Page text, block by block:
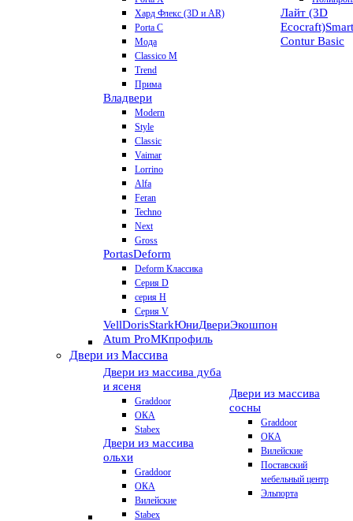
Хард Флекс (3D и AR)
Porta C
Мода
Classico M
Trend
Прима
Владвери
Modern
Style
Classic
Vaimar
Lorrino
Alfa
Feran
Techno
Next
Gross
PortasDeform
Deform Классика
Серия D
серия H
Серия V
VellDorisStarkЮниДвериЭкошпон
Atum ProМКпрофиль
Лайт (3D
Ecocraft)Smart
Contur Basic
Двери из Массива
Двери из массива дуба
и ясеня
Graddoor
ОКА
Stabex
Двери из массива
ольхи
Graddoor
ОКА
Вилейские
Stabex
Двери из массива
сосны
Graddoor
ОКА
Вилейские
Поставский
мебельный центр
Эльпорта